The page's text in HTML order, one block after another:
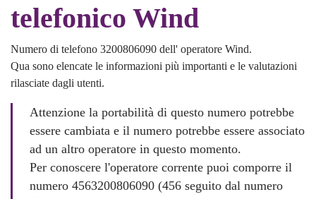
telefonico Wind
Numero di telefono 3200806090 dell' operatore Wind.
Qua sono elencate le informazioni più importanti e le valutazioni
rilasciate dagli utenti.
Attenzione la portabilità di questo numero potrebbe
essere cambiata e il numero potrebbe essere associato
ad un altro operatore in questo momento.
Per conoscere l'operatore corrente puoi comporre il
numero 4563200806090 (456 seguito dal numero